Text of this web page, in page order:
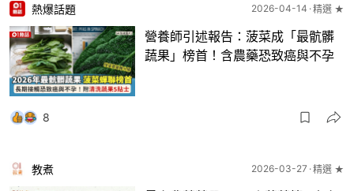
熱爆話題 2026-04-14 精選 ★
營養師引述報告：菠菜成「最骯髒
蔬果」榜首！含農藥恐致癌與不孕
8
教煮 2026-03-27 精選 ★